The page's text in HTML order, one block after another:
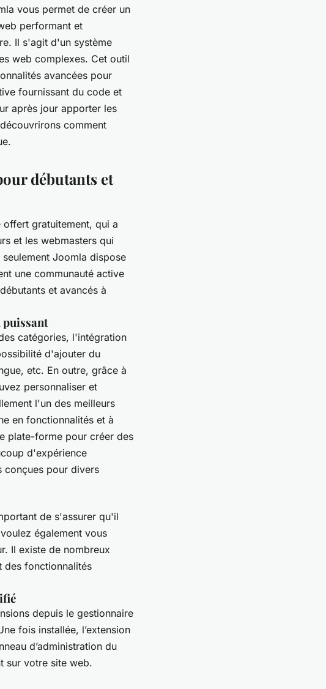
vous permet de créer un
performant et
Il s'agit d'un système
web complexes. Cet outil
avancées pour
fournissant du code et
après jour apporter les
comment
débutants et
gratuitement, qui a
et les webmasters qui
Joomla dispose
une communauté active
et avancés à
puissant
catégories, l'intégration
d'ajouter du
etc. En outre, grâce à
personnaliser et
l'un des meilleurs
en fonctionnalités et à
plate-forme pour créer des
d'expérience
conçues pour divers
de s'assurer qu'il
également vous
Il existe de nombreux
des fonctionnalités
depuis le gestionnaire
fois installée, l’extension
d’administration du
sur votre site web.